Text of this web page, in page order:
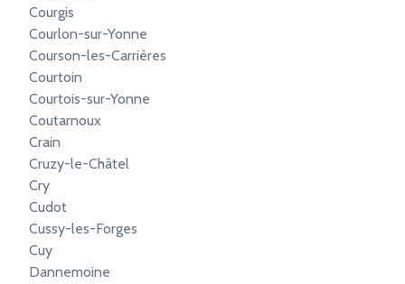
Courgis
Courlon-sur-Yonne
Courson-les-Carrières
Courtoin
Courtois-sur-Yonne
Coutarnoux
Crain
Cruzy-le-Châtel
Cry
Cudot
Cussy-les-Forges
Cuy
Dannemoine